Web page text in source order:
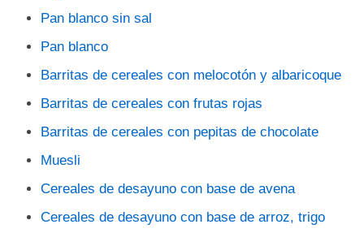
Pan blanco sin sal
Pan blanco
Barritas de cereales con melocotón y albaricoque
Barritas de cereales con frutas rojas
Barritas de cereales con pepitas de chocolate
Muesli
Cereales de desayuno con base de avena
Cereales de desayuno con base de arroz, trigo